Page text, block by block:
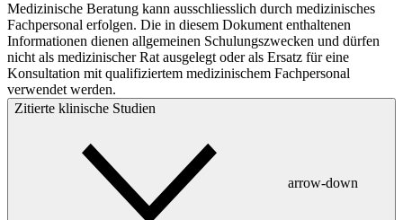
Medizinische Beratung kann ausschliesslich durch medizinisches
Fachpersonal erfolgen. Die in diesem Dokument enthaltenen
Informationen dienen allgemeinen Schulungszwecken und dürfen
nicht als medizinischer Rat ausgelegt oder als Ersatz für eine
Konsultation mit qualifiziertem medizinischem Fachpersonal
verwendet werden.
Zitierte klinische Studien
arrow-down